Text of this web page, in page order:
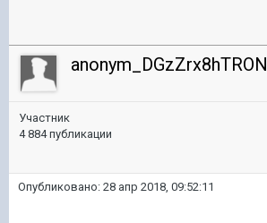
anonym_DGzZrx8hTRON
Участник
4 884 публикации
Опубликовано: 28 апр 2018, 09:52:11